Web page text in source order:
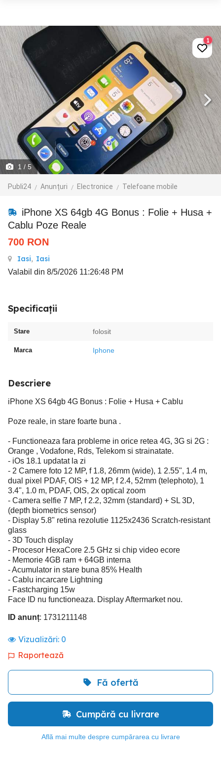
1 / 5
Publi24 Anunțuri Electronice Telefoane mobile
1
iPhone XS 64gb 4G Bonus : Folie + Husa +
Cablu Poze Reale
700 RON
Iasi, Iasi
Valabil din 8/5/2026 11:26:48 PM
Specificații
Stare folosit
Marca Iphone
Descriere
iPhone XS 64gb 4G Bonus : Folie + Husa + Cablu
Poze reale, in stare foarte buna .
- Functioneaza fara probleme in orice retea 4G, 3G si 2G :
Orange , Vodafone, Rds, Telekom si strainatate.
- iOs 18.1 updatat la zi
- 2 Camere foto 12 MP, f 1.8, 26mm (wide), 1 2.55", 1.4 m,
dual pixel PDAF, OIS + 12 MP, f 2.4, 52mm (telephoto), 1
3.4", 1.0 m, PDAF, OIS, 2x optical zoom
- Camera selfie 7 MP, f 2.2, 32mm (standard) + SL 3D,
(depth biometrics sensor)
- Display 5.8" retina rezolutie 1125x2436 Scratch-resistant
glass
- 3D Touch display
- Procesor HexaCore 2.5 GHz si chip video ecore
- Memorie 4GB ram + 64GB interna
- Acumulator in stare buna 85% Health
- Cablu incarcare Lightning
- Fastcharging 15w
Face ID nu functioneaza. Display Aftermarket nou.
ID anunț: 1731211148
Vizualizări: 0
Raportează
Fă ofertă
Cumpără cu livrare
Află mai multe despre cumpărarea cu livrare